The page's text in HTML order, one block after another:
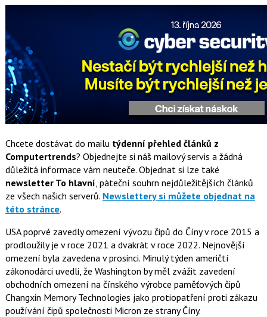
Chcete dostávat do mailu týdenní přehled článků z
Computertrends? Objednejte si náš mailový servis a žádná
důležitá informace vám neuteče. Objednat si lze také
newsletter To hlavní , páteční souhrn nejdůležitějších článků
ze všech našich serverů. Newslettery si můžete objednat na
této stránce.
USA poprvé zavedly omezení vývozu čipů do Číny v roce 2015 a
prodloužily je v roce 2021 a dvakrát v roce 2022. Nejnovější
omezení byla zavedena v prosinci. Minulý týden američtí
zákonodárci uvedli, že Washington by měl zvážit zavedení
obchodních omezení na čínského výrobce paměťových čipů
Changxin Memory Technologies jako protiopatření proti zákazu
používání čipů společnosti Micron ze strany Číny.